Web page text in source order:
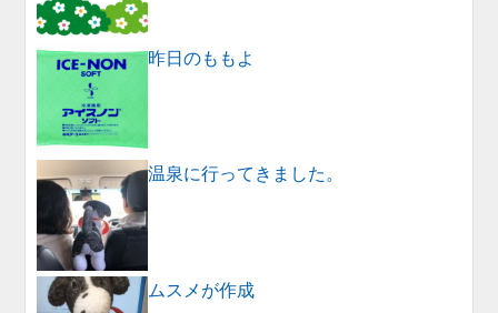
昨日のももよ
温泉に行ってきました。
ムスメが作成